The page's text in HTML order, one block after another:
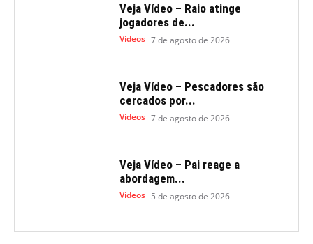
Veja Vídeo – Raio atinge
jogadores de...
Vídeos 7 de agosto de 2026
Veja Vídeo – Pescadores são
cercados por...
Vídeos 7 de agosto de 2026
Veja Vídeo – Pai reage a
abordagem...
Vídeos 5 de agosto de 2026